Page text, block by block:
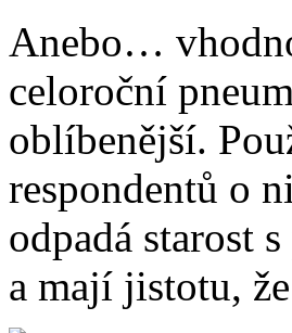
Anebo…
celoroční
oblíbenější.
respondentů o
odpadá starost
a mají jistotu,